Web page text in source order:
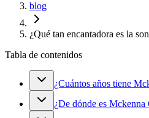
blog
¿Qué tan encantadora es la
Tabla de contenidos
¿Cuántos años tiene
¿De dónde es Mckenna